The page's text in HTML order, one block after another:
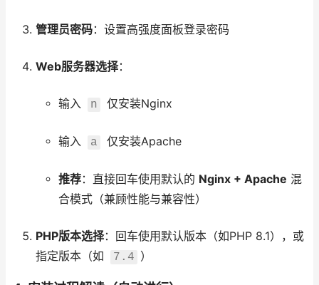
管理员密码：设置高强度面板登录密码
Web服务器选择：
输入 n 仅安装Nginx
输入 a 仅安装Apache
推荐：直接回车使用默认的 Nginx + Apache 混
合模式（兼顾性能与兼容性）
PHP版本选择：回车使用默认版本（如PHP 8.1），或
指定版本（如
7.4 ）